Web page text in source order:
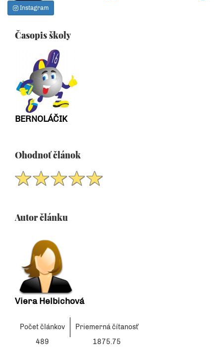
Instagram
Časopis školy
BERNOLÁČIK
Ohodnoť článok
Autor článku
Viera Helbichová
Počet článkov
Priemerná čítanosť
489
1875.75